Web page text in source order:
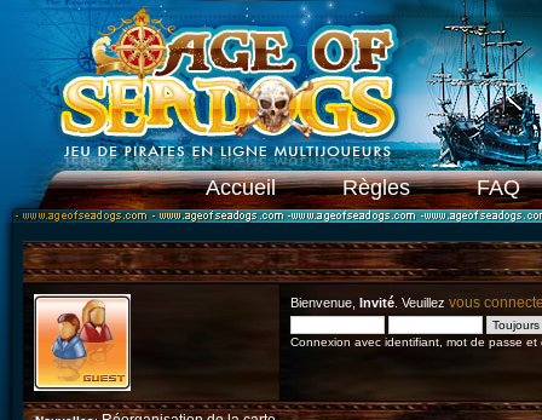
Accueil Règles FAQ
Bienvenue, Invité . Veuillez vous
Connexion avec identifiant, mot de passe et